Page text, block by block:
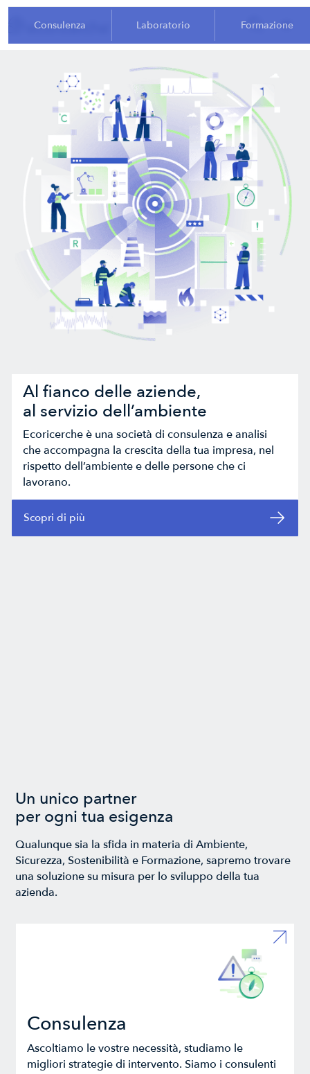
Consulenza Laboratorio Formazione
Al fianco delle aziende,
al servizio dell’ambiente
Ecoricerche è una società di consulenza e analisi
che accompagna la crescita della tua impresa, nel
rispetto dell’ambiente e delle persone che ci
lavorano.
Scopri di più 
Un unico partner
per ogni tua esigenza
Qualunque sia la sfida in materia di Ambiente,
Sicurezza, Sostenibilità e Formazione, sapremo trovare
una soluzione su misura per lo sviluppo della tua
azienda.
Consulenza
Ascoltiamo le vostre necessità, studiamo le
migliori strategie di intervento. Siamo i consulenti